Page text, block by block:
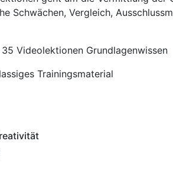
Schwächen, Vergleich,
35 Videolektionen Grundlagenwissen
Trainingsmaterial